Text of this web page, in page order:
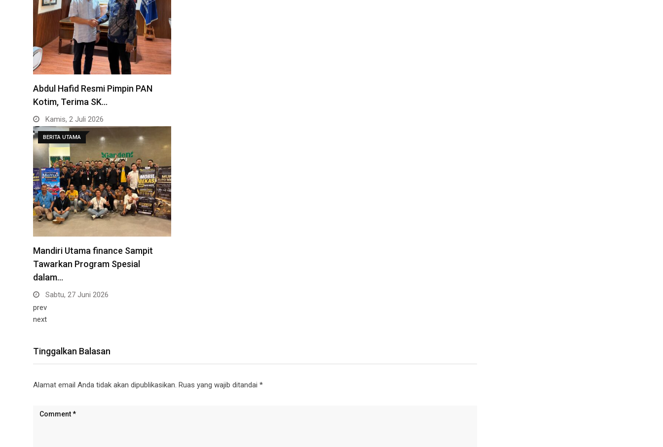
Abdul Hafid Resmi Pimpin PAN
Kotim, Terima SK…
Kamis, 2 Juli 2026
BERITA UTAMA
Mandiri Utama finance Sampit
Tawarkan Program Spesial
dalam…
Sabtu, 27 Juni 2026
prev
next
Tinggalkan Balasan
Alamat email Anda tidak akan dipublikasikan. Ruas yang wajib ditandai *